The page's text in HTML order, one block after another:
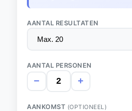
AANTAL RESULTATEN
AANTAL PERSONEN
− +
AANKOMST (OPTIONEEL)